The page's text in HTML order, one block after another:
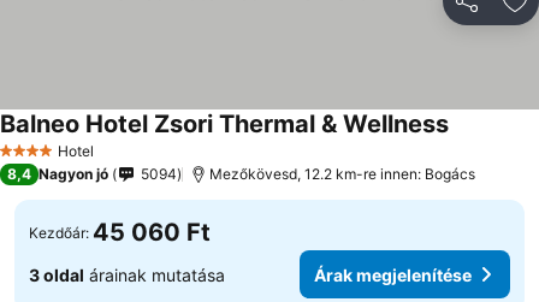
4 KategóriaHotel
Balneo Hotel Zsori Thermal & Wellness
8,4 Nagyon jó 5094 Mezőkövesd, 12.2 km-re innen: Bogács
Kezdőár: 45 060 Ft
3 oldal árainak mutatása Árak megjelenítése